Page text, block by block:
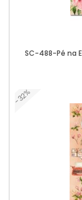
SC-488-Pé na
-32%